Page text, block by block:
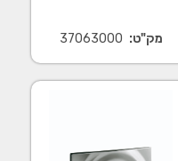
מק"ט: 37063000